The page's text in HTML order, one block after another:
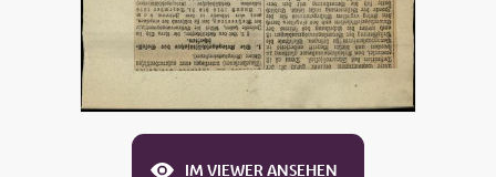
IM VIEWER ANSEHEN